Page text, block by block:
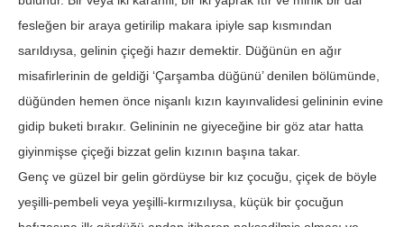
fesleğen bir araya getirilip makara ipiyle sap kısmından
sarıldıysa, gelinin çiçeği hazır demektir. Düğünün en ağır
misafirlerinin de geldiği ‘Çarşamba düğünü’ denilen bölümünde,
düğünden hemen önce nişanlı kızın kayınvalidesi gelininin evine
gidip buketi bırakır. Gelininin ne giyeceğine bir göz atar hatta
giyinmişse çiçeği bizzat gelin kızının başına takar.
Genç ve güzel bir gelin gördüyse bir kız çocuğu, çiçek de böyle
yeşilli-pembeli veya yeşilli-kırmızılıysa, küçük bir çocuğun